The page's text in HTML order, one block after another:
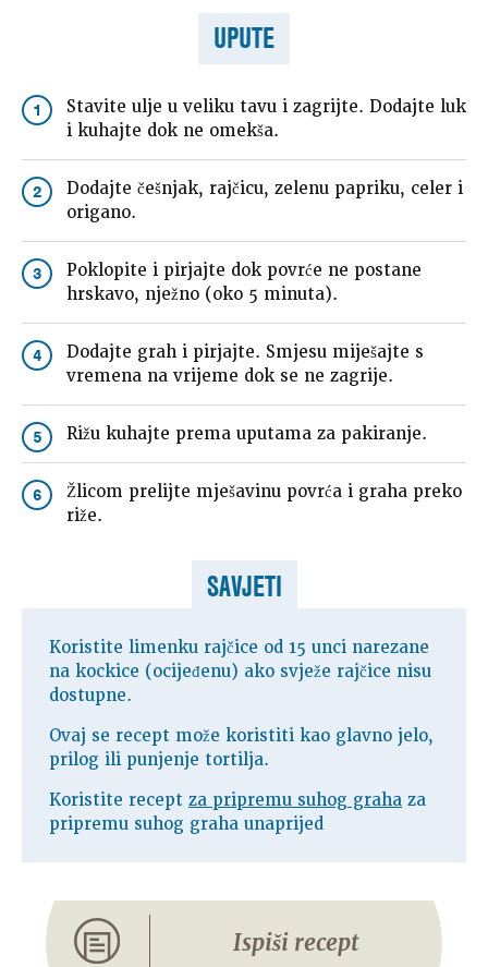
UPUTE
1
Stavite ulje u veliku tavu i zagrijte. Dodajte luk
i kuhajte dok ne omekša.
2
Dodajte češnjak, rajčicu, zelenu papriku, celer i
origano.
3
Poklopite i pirjajte dok povrće ne postane
hrskavo, nježno (oko 5 minuta).
4
Dodajte grah i pirjajte. Smjesu miješajte s
vremena na vrijeme dok se ne zagrije.
5 Rižu kuhajte prema uputama za pakiranje.
6
Žlicom prelijte mješavinu povrća i graha preko
riže.
SAVJETI
Koristite limenku rajčice od 15 unci narezane
na kockice (ocijeđenu) ako svježe rajčice nisu
dostupne.
Ovaj se recept može koristiti kao glavno jelo,
prilog ili punjenje tortilja.
Koristite recept za pripremu suhog graha za
pripremu suhog graha unaprijed
Ispiši recept